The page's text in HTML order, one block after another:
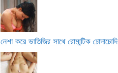
নেশা করে ভাতিজির সাথে রোমান্টিক চোদাচোদি